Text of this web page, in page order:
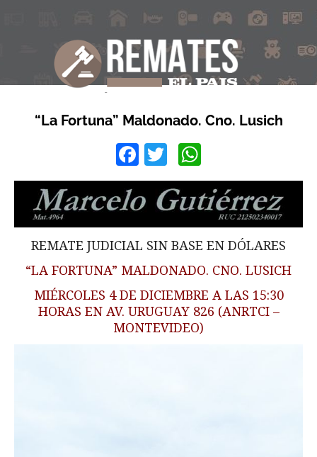
“La Fortuna” Maldonado. Cno. Lusich
Facebook
Twitter
REMATE JUDICIAL SIN BASE EN DÓLARES
“LA FORTUNA” MALDONADO. CNO. LUSICH
MIÉRCOLES 4 DE DICIEMBRE A LAS 15:30
HORAS EN AV. URUGUAY 826 (ANRTCI –
MONTEVIDEO)